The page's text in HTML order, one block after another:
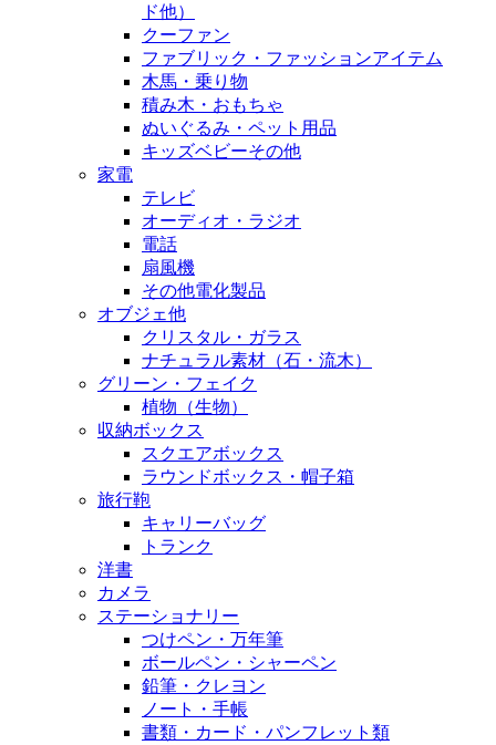
ド他）
クーファン
ファブリック・ファッションアイテム
木馬・乗り物
積み木・おもちゃ
ぬいぐるみ・ペット用品
キッズベビーその他
家電
テレビ
オーディオ・ラジオ
電話
扇風機
その他電化製品
オブジェ他
クリスタル・ガラス
ナチュラル素材（石・流木）
グリーン・フェイク
植物（生物）
収納ボックス
スクエアボックス
ラウンドボックス・帽子箱
旅行鞄
キャリーバッグ
トランク
洋書
カメラ
ステーショナリー
つけペン・万年筆
ボールペン・シャーペン
鉛筆・クレヨン
ノート・手帳
書類・カード・パンフレット類